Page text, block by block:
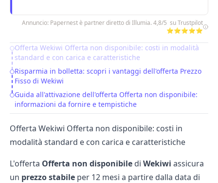
Annuncio: Papernest è partner diretto di Illumia. 4,8/5 su Trustpilot
⭐⭐⭐⭐⭐
Table of Contents
Offerta Wekiwi Offerta non disponibile: costi in modalità
standard e con carica e caratteristiche
Risparmia in bolletta: scopri i vantaggi dell'offerta Prezzo
Fisso di Wekiwi
Guida all'attivazione dell'offerta Offerta non disponibile:
informazioni da fornire e tempistiche
Offerta Wekiwi Offerta non disponibile: costi in
modalità standard e con carica e caratteristiche
L'offerta Offerta non disponibile di Wekiwi assicura
un prezzo stabile per 12 mesi a partire dalla data di